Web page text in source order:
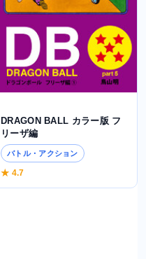
DRAGON BALL カラー版 フ
リーザ編
バトル・アクション
★ 4.7